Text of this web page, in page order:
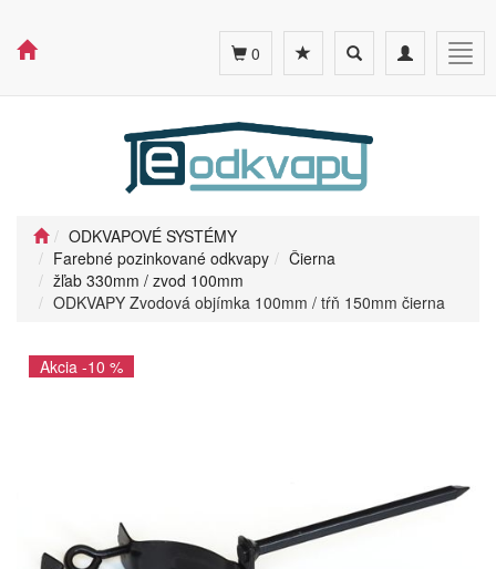
Toggle
navigation
Toggle
search
0
ODKVAPOVÉ SYSTÉMY
Farebné pozinkované odkvapy
Čierna
žľab 330mm / zvod 100mm
ODKVAPY Zvodová objímka 100mm / tŕň 150mm čierna
Akcia -10 %